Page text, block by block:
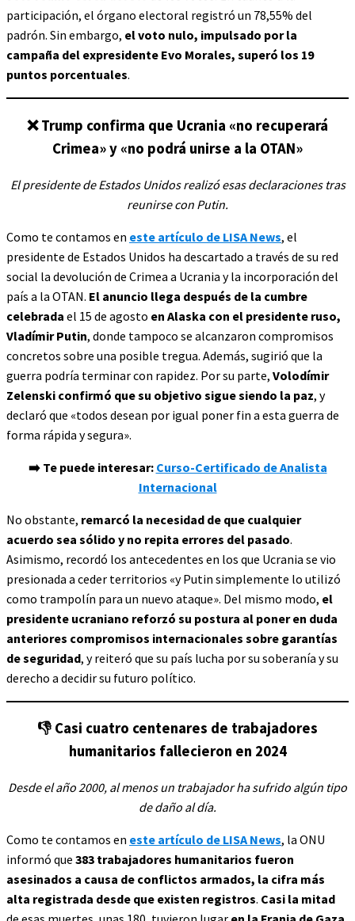
participación, el órgano electoral registró un 78,55% del
padrón. Sin embargo, el voto nulo, impulsado por la
campaña del expresidente Evo Morales, superó los 19
puntos porcentuales.
❌Trump confirma que Ucrania «no recuperará
Crimea» y «no podrá unirse a la OTAN»
El presidente de Estados Unidos realizó esas declaraciones tras
reunirse con Putin.
Como te contamos en este artículo de LISA News, el
presidente de Estados Unidos ha descartado a través de su red
social la devolución de Crimea a Ucrania y la incorporación del
país a la OTAN. El anuncio llega después de la cumbre
celebrada el 15 de agosto en Alaska con el presidente ruso,
Vladímir Putin, donde tampoco se alcanzaron compromisos
concretos sobre una posible tregua. Además, sugirió que la
guerra podría terminar con rapidez. Por su parte, Volodímir
Zelenski confirmó que su objetivo sigue siendo la paz, y
declaró que «todos desean por igual poner fin a esta guerra de
forma rápida y segura».
➡️ Te puede interesar: Curso-Certificado de Analista
Internacional
No obstante, remarcó la necesidad de que cualquier
acuerdo sea sólido y no repita errores del pasado.
Asimismo, recordó los antecedentes en los que Ucrania se vio
presionada a ceder territorios «y Putin simplemente lo utilizó
como trampolín para un nuevo ataque». Del mismo modo, el
presidente ucraniano reforzó su postura al poner en duda
anteriores compromisos internacionales sobre garantías
de seguridad, y reiteró que su país lucha por su soberanía y su
derecho a decidir su futuro político.
👎 Casi cuatro centenares de trabajadores
humanitarios fallecieron en 2024
Desde el año 2000, al menos un trabajador ha sufrido algún tipo
de daño al día.
Como te contamos en este artículo de LISA News, la ONU
informó que 383 trabajadores humanitarios fueron
asesinados a causa de conflictos armados, la cifra más
alta registrada desde que existen registros. Casi la mitad